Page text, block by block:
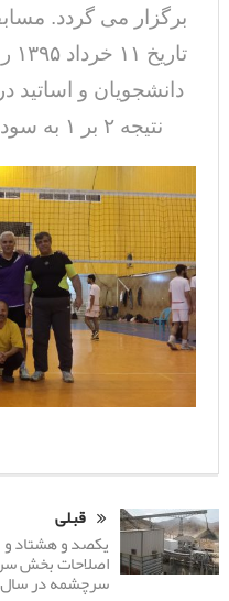
برگزار می گردد.
نتیجه ۲ بر ۱ به سود تیم اساتید خاتمه یافت.
قبلی
یکصد و هشتاد و
اصلاحات بخش
سرچشمه در سال۹۴)